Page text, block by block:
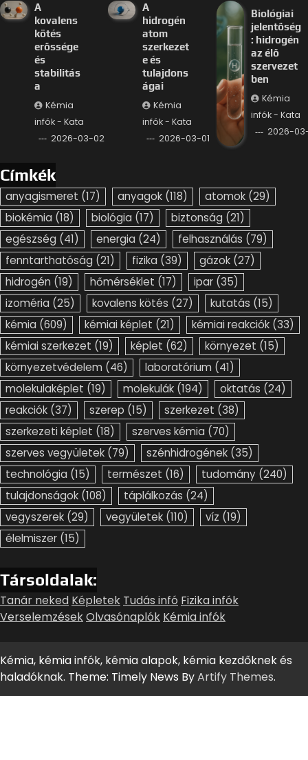
A
kovalens
kötés
erőssége
és
stabilitás
a
Kémia
infók - Kata
2026-03-02
A
hidrogén
atom
szerkezet
e és
tulajdons
ágai
Kémia
infók - Kata
2026-03-01
Biológiai
jelentőség
: hidrogén
az élő
szervezet
ben
Kémia
infók - Kata
2026-
Címkék
anyagismeret (17) anyagok (118) atomok (29)
biokémia (18) biológia (17) biztonság (21)
egészség (41) energia (24) felhasználás (79)
fenntarthatóság (21) fizika (39) gázok (27)
hidrogén (19) hőmérséklet (17) ipar (35)
izoméria (25) kovalens kötés (27) kutatás (15)
kémia (609) kémiai képlet (21) kémiai reakciók (33)
kémiai szerkezet (19) képlet (62) környezet (15)
környezetvédelem (46) laboratórium (41)
molekulaképlet (19) molekulák (194) oktatás (24)
reakciók (37) szerep (15) szerkezet (38)
szerkezeti képlet (18) szerves kémia (70)
szerves vegyületek (79) szénhidrogének (35)
technológia (15) természet (16) tudomány (240)
tulajdonságok (108) táplálkozás (24)
vegyszerek (29) vegyületek (110) víz (19)
élelmiszer (15)
Társoldalak:
Tanár neked Képletek Tudás infó Fizika infók
VerselemzésekOlvasónaplók Kémia infók
Kémia, kémia infók, kémia alapok, kémia kezdőknek és
haladóknak. Theme: Timely News ByArtify Themes.